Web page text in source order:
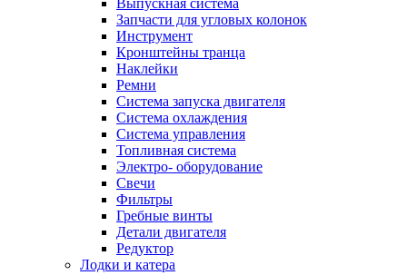
Выпускная система
Запчасти для угловых колонок
Инструмент
Кронштейны транца
Наклейки
Ремни
Система запуска двигателя
Система охлаждения
Система управления
Топливная система
Электро- оборудование
Свечи
Фильтры
Гребные винты
Детали двигателя
Редуктор
Лодки и катера